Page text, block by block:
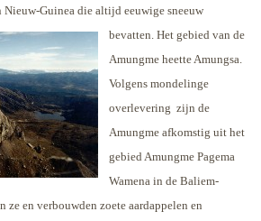
Nieuw-Guinea die altijd eeuwige sneeuw
bevatten. Het gebied van de
Amungme heette Amungsa.
Volgens mondelinge
overlevering zijn de
Amungme afkomstig uit het
gebied Amungme Pagema
Wamena in de Baliem-
ze en verbouwden zoete aardappelen en